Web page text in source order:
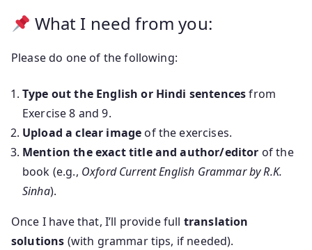
What I need from you:
Please do one of the following:
Type out the English or Hindi sentencesfrom
Exercise 8 and 9.
Upload a clear image of the exercises.
Mention the exact title and author/editor of the
book (e.g., Oxford Current English Grammar by R.K.
Sinha).
Once I have that, I’ll provide full translation
solutions (with grammar tips, if needed).